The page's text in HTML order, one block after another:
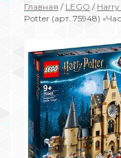
Главная / LEGO /
Potter (арт. 75948)